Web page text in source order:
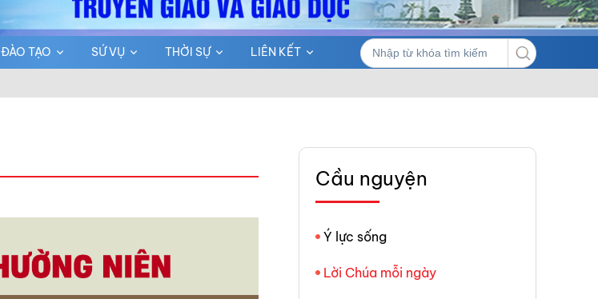
ĐÀO TẠO SỨ VỤ THỜI SỰ LIÊN KẾT
Cầu nguyện
Ý lực sống
Lời Chúa mỗi ngày